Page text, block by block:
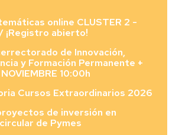
online CLUSTER 2 -
¡Registro abierto!
de Innovación,
y Formación Permanente +
10:00h
Cursos Extraordinarios 2026
de inversión en
de Pymes